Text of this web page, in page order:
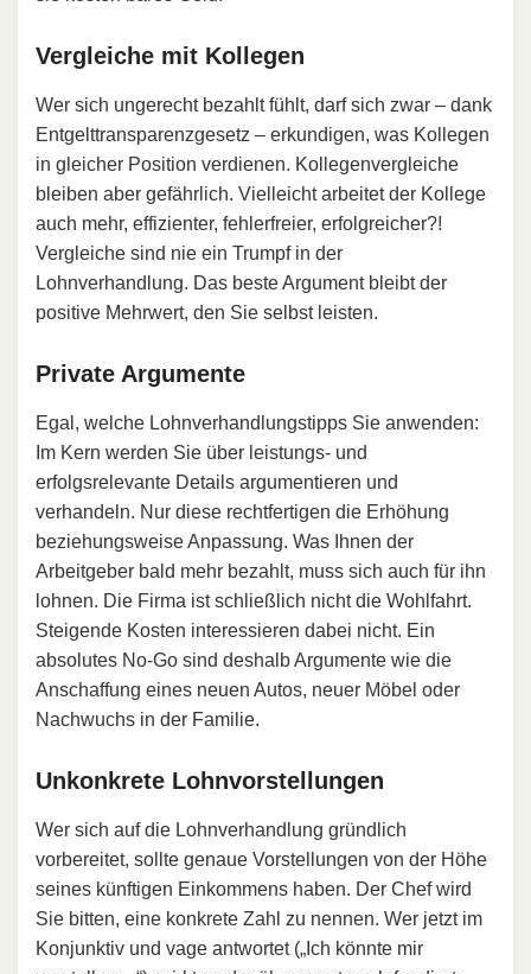
Vergleiche mit Kollegen
Wer sich ungerecht bezahlt fühlt, darf sich zwar – dank
Entgelttransparenzgesetz – erkundigen, was Kollegen
in gleicher Position verdienen. Kollegenvergleiche
bleiben aber gefährlich. Vielleicht arbeitet der Kollege
auch mehr, effizienter, fehlerfreier, erfolgreicher?!
Vergleiche sind nie ein Trumpf in der
Lohnverhandlung. Das beste Argument bleibt der
positive Mehrwert, den Sie selbst leisten.
Private Argumente
Egal, welche Lohnverhandlungstipps Sie anwenden:
Im Kern werden Sie über leistungs- und
erfolgsrelevante Details argumentieren und
verhandeln. Nur diese rechtfertigen die Erhöhung
beziehungsweise Anpassung. Was Ihnen der
Arbeitgeber bald mehr bezahlt, muss sich auch für ihn
lohnen. Die Firma ist schließlich nicht die Wohlfahrt.
Steigende Kosten interessieren dabei nicht. Ein
absolutes No-Go sind deshalb Argumente wie die
Anschaffung eines neuen Autos, neuer Möbel oder
Nachwuchs in der Familie.
Unkonkrete Lohnvorstellungen
Wer sich auf die Lohnverhandlung gründlich
vorbereitet, sollte genaue Vorstellungen von der Höhe
seines künftigen Einkommens haben. Der Chef wird
Sie bitten, eine konkrete Zahl zu nennen. Wer jetzt im
Konjunktiv und vage antwortet („Ich könnte mir